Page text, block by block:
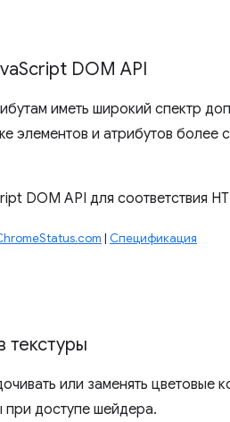
Script DOM API
иметь широкий спектр
элементов и атрибутов более
DOM API для соответствия
| Спецификация
текстуры
или заменять цветовые
при доступе шейдера.